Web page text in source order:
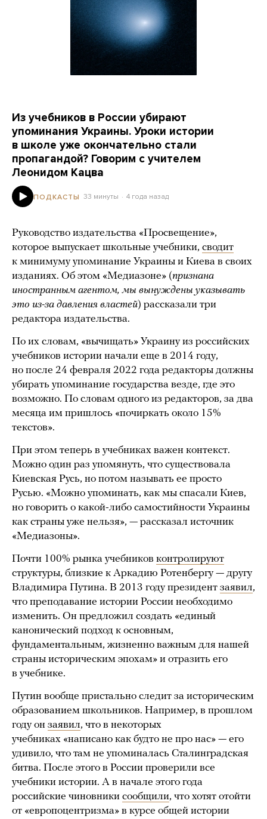
Из учебников в России убирают
упоминания Украины. Уроки истории
в школе уже окончательно стали
пропагандой? Говорим с учителем
Леонидом Кацва
ПОДКАСТЫ 33 минуты 4 года назад
Руководство издательства «Просвещение»,
которое выпускает школьные учебники, сводит
к минимуму упоминание Украины и Киева в своих
изданиях. Об этом «Медиазоне» (признана
иностранным агентом, мы вынуждены указывать
это из-за давления властей) рассказали три
редактора издательства.
По их словам, «вычищать» Украину из российских
учебников истории начали еще в 2014 году,
но после 24 февраля 2022 года редакторы должны
убирать упоминание государства везде, где это
возможно. По словам одного из редакторов, за два
месяца им пришлось «почиркать около 15%
текстов».
При этом теперь в учебниках важен контекст.
Можно один раз упомянуть, что существовала
Киевская Русь, но потом называть ее просто
Русью. «Можно упоминать, как мы спасали Киев,
но говорить о какой-либо самостийности Украины
как страны уже нельзя», — рассказал источник
«Медиазоны».
Почти 100% рынка учебников контролируют
структуры, близкие к Аркадию Ротенбергу — другу
Владимира Путина. В 2013 году президент заявил,
что преподавание истории России необходимо
изменить. Он предложил создать «единый
канонический подход к основным,
фундаментальным, жизненно важным для нашей
страны историческим эпохам» и отразить его
в учебнике.
Путин вообще пристально следит за историческим
образованием школьников. Например, в прошлом
году он заявил, что в некоторых
учебниках «написано как будто не про нас» — его
удивило, что там не упоминалась Сталинградская
битва. После этого в России проверили все
учебники истории. А в начале этого года
российские чиновники сообщили, что хотят отойти
от «европоцентризма» в курсе общей истории